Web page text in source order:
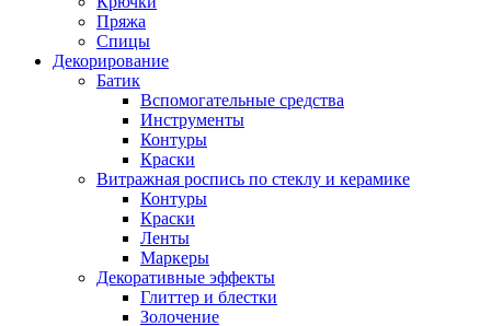
Пряжа
Спицы
Декорирование
Батик
Вспомогательные средства
Инструменты
Контуры
Краски
Витражная роспись по стеклу и керамике
Контуры
Краски
Ленты
Маркеры
Декоративные эффекты
Глиттер и блестки
Золочение